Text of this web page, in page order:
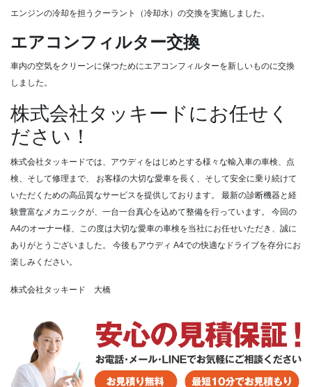
エンジンの冷却を担うクーラント（冷却水）の交換を実施しました。
エアコンフィルター交換
車内の空気をクリーンに保つためにエアコンフィルターを新しいものに交換
しました。
株式会社タッキードにお任せく
ださい！
株式会社タッキードでは、アウディをはじめとする様々な輸入車の車検、点
検、そして修理まで、
お客様の大切な愛車を長く、そして安全に乗り続けて
いただくための高品質なサービスを提供しております。
最新の診断機器と経
験豊富なメカニックが、一台一台真心を込めて整備を行っています。
今回の
A4のオーナー様、この度は大切な愛車の車検を当社にお任せいただき、誠に
ありがとうございました。
今後もアウディ A4での快適なドライブを存分にお
楽しみください。
株式会社タッキード 大橋